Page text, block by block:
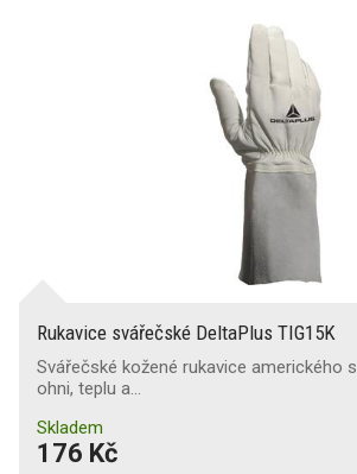
Rukavice svářečské DeltaPlus TIG15K
Svářečské kožené rukavice amerického
ohni, teplu a…
Skladem
176 Kč